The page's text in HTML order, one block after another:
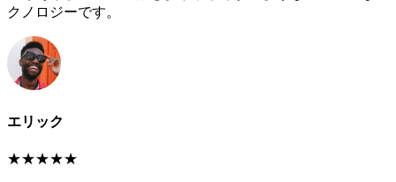
クノロジーです。
エリック
★★★★★